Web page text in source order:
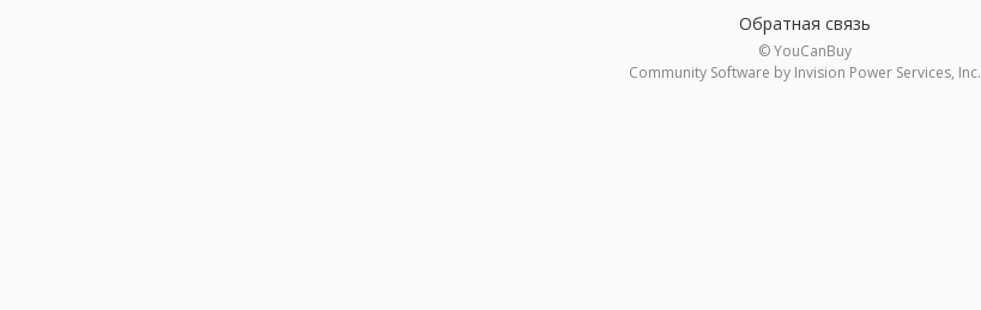
Обратная связь
© YouCanBuy
Community Software by Invision Power Services, Inc.